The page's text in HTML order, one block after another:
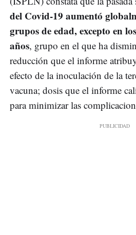
del Covid-19 aumentó
grupos de edad, excepto en
años, grupo en el que ha
reducción que el informe
efecto de la inoculación de la
vacuna; dosis que el informe
para minimizar las